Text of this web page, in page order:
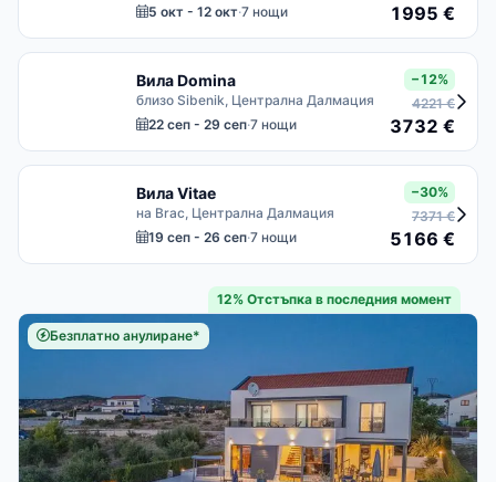
5 окт - 12 окт·7 нощи 1995 €
Вила Domina
близо Sibenik, Централна Далмация
22 сеп - 29 сеп·7 нощи
−12%
4221 €
3732 €
Вила Vitae
на Brac, Централна Далмация
19 сеп - 26 сеп·7 нощи
−30%
7371 €
5166 €
12% Отстъпка в последния момент
Безплатно анулиране*